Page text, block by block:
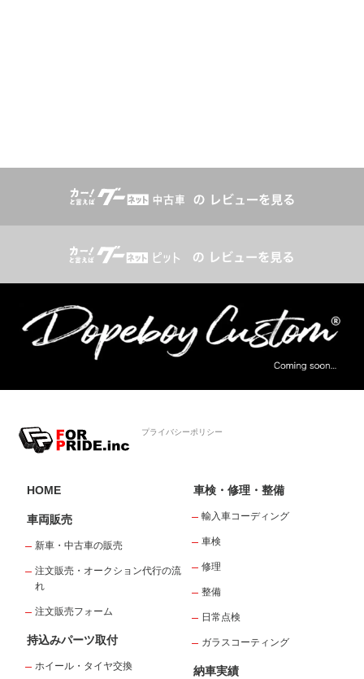
プライバシーポリシー
HOME
車両販売
新車・中古車の販売
注文販売・オークション代行の流
れ
注文販売フォーム
持込みパーツ取付
ホイール・タイヤ交換
車検・修理・整備
輸入車コーディング
車検
修理
整備
日常点検
ガラスコーティング
納車実績